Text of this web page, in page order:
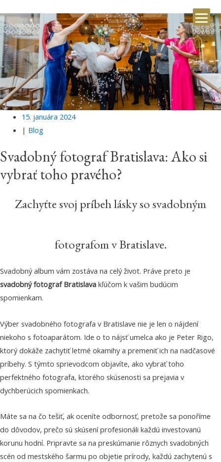
15. januára 2024
| Blog
Svadobný fotograf Bratislava: Ako si
vybrať toho pravého?
Zachyťte svoj príbeh lásky so svadobným
fotografom v Bratislave.
Svadobný album vám zostáva na celý život. Práve preto je
svadobný fotograf Bratislava kľúčom k vašim budúcim
spomienkam.
Výber svadobného fotografa v Bratislave nie je len o nájdení
niekoho s fotoaparátom. Ide o to nájsť umelca ako je Peter Rigo,
ktorý dokáže zachytiť letmé okamihy a premeniť ich na nadčasové
príbehy. S týmto sprievodcom objavíte, ako vybrať toho
perfektného fotografa, ktorého skúsenosti sa prejavia v
dychberúcich spomienkach.
Máte sa na čo tešiť, ak oceníte odbornosť, pretože sa ponoříme
do dôvodov, prečo sú skúsení profesionáli každú investovanú
korunu hodní. Pripravte sa na preskúmanie rôznych svadobných
scén od mestského šarmu po objetie prírody, každú zachytenú s